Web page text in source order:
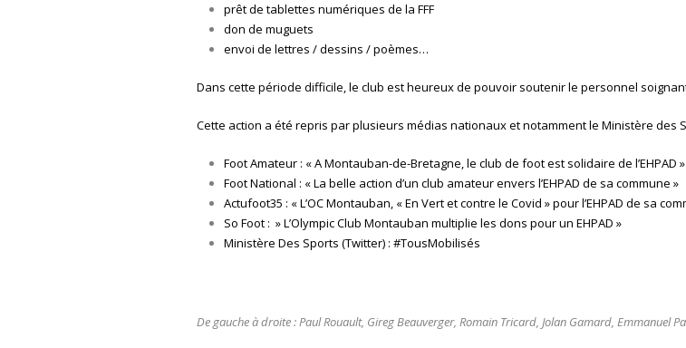
prêt de tablettes numériques de la FFF
don de muguets
envoi de lettres / dessins / poèmes…
Dans cette période difficile, le club est heureux de pouvoir soutenir le personnel
Cette action a été repris par plusieurs médias nationaux et notamment le Ministère des
Foot Amateur : « A Montauban-de-Bretagne, le club de foot est solidaire de l’EHPAD »
Foot National : « La belle action d’un club amateur envers l’EHPAD de sa commune »
Actufoot35 : « L’OC Montauban, « En Vert et contre le Covid » pour l’EHPAD de sa
So Foot : » L’Olympic Club Montauban multiplie les dons pour un EHPAD »
Ministère Des Sports (Twitter) : #TousMobilisés
De gauche à droite : Paul Rouault, Gireg Beauverger, Romain Tricard, Jolan Gamard, Emmanuel